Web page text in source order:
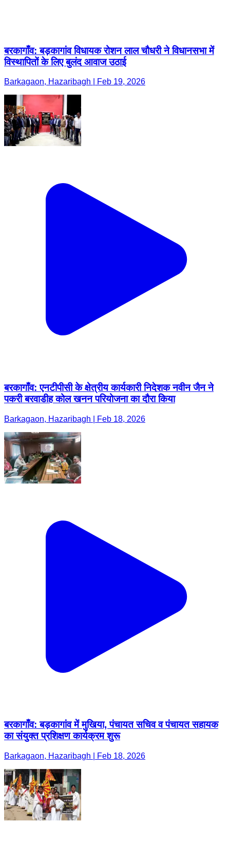
बरकागाँव: बड़कागांव विधायक रोशन लाल चौधरी ने विधानसभा में
विस्थापितों के लिए बुलंद आवाज उठाई
Barkagaon, Hazaribagh | Feb 19, 2026
बरकागाँव: एनटीपीसी के क्षेत्रीय कार्यकारी निदेशक नवीन जैन ने
पकरी बरवाडीह कोल खनन परियोजना का दौरा किया
Barkagaon, Hazaribagh | Feb 18, 2026
बरकागाँव: बड़कागांव में मुखिया, पंचायत सचिव व पंचायत सहायक
का संयुक्त प्रशिक्षण कार्यक्रम शुरू
Barkagaon, Hazaribagh | Feb 18, 2026